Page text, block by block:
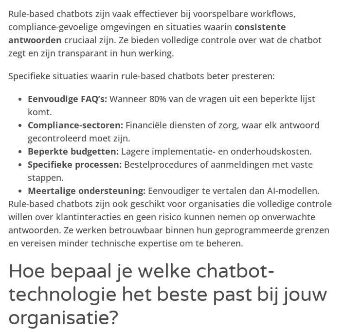
Rule-based chatbots zijn vaak effectiever bij voorspelbare workflows,
compliance-gevoelige omgevingen en situaties waarin consistente
antwoorden cruciaal zijn. Ze bieden volledige controle over wat de chatbot
zegt en zijn transparant in hun werking.
Specifieke situaties waarin rule-based chatbots beter presteren:
Eenvoudige FAQ’s: Wanneer 80% van de vragen uit een beperkte lijst
komt.
Compliance-sectoren: Financiële diensten of zorg, waar elk antwoord
gecontroleerd moet zijn.
Beperkte budgetten: Lagere implementatie- en onderhoudskosten.
Specifieke processen: Bestelprocedures of aanmeldingen met vaste
stappen.
Meertalige ondersteuning: Eenvoudiger te vertalen dan AI-modellen.
Rule-based chatbots zijn ook geschikt voor organisaties die volledige controle
willen over klantinteracties en geen risico kunnen nemen op onverwachte
antwoorden. Ze werken betrouwbaar binnen hun geprogrammeerde grenzen
en vereisen minder technische expertise om te beheren.
Hoe bepaal je welke chatbot-
technologie het beste past bij jouw
organisatie?